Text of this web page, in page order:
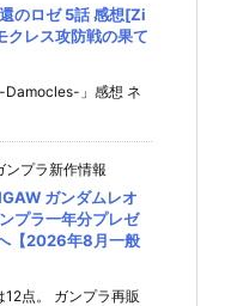
のロゼ 5話 感想[Zi
クレス攻防戦の果て
Damocles-」感想 ネ
ンプラ新作情報
ガンダムレオ
プラ一年分プレゼ
【2026年8月一般
点。 ガンプラ再販